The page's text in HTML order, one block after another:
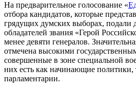
На предварительное голосование «
отбора кандидатов, которые
грядущих думских выборах, подали
обладателей звания «Герой
менее девяти генералов.
отмечена высокими
совершенные в зоне специальной
них есть как начинающие
парламентарии.